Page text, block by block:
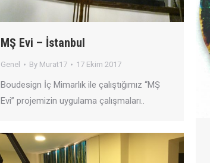
MŞ Evi – İstanbul
Genel By Murat17 17 Ekim 2017
Boudesign İç Mimarlık ile çalıştığımız “MŞ
Evi” projemizin uygulama çalışmaları..